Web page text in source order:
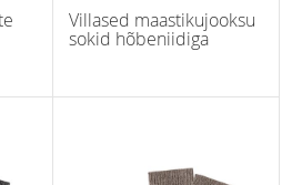
Villased maastikujooksu
sokid hõbeniidiga